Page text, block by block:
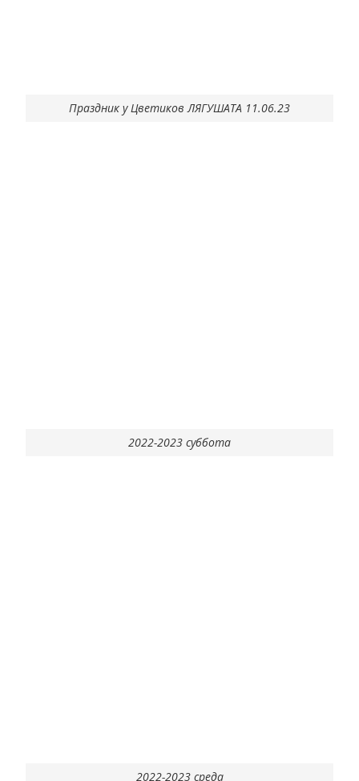
Праздник у Цветиков ЛЯГУШАТА 11.06.23
2022-2023 суббота
2022-2023 среда